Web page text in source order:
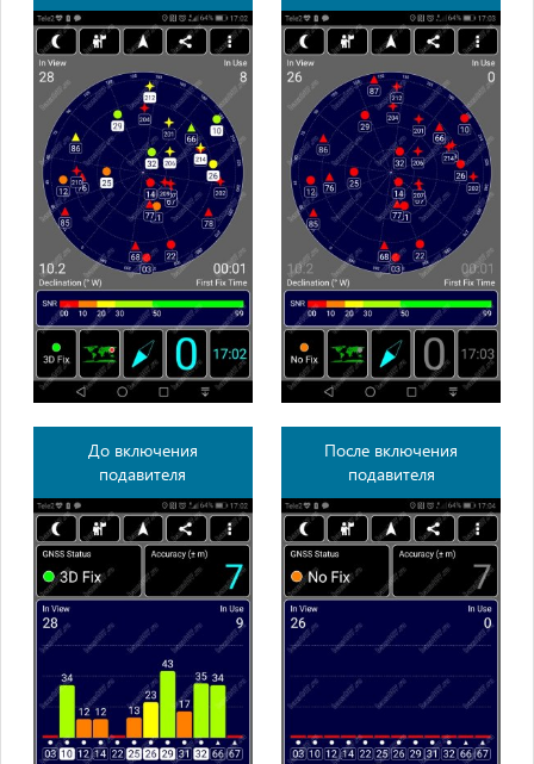
До включения
подавителя
После включения
подавителя